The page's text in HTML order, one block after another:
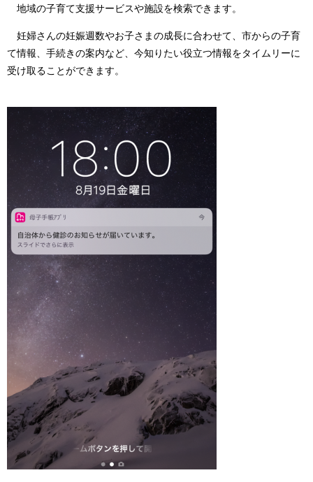
地域の子育て支援サービスや施設を検索できます。
妊婦さんの妊娠週数やお子さまの成長に合わせて、市からの子育
て情報、手続きの案内など、今知りたい役立つ情報をタイムリーに
受け取ることができます。